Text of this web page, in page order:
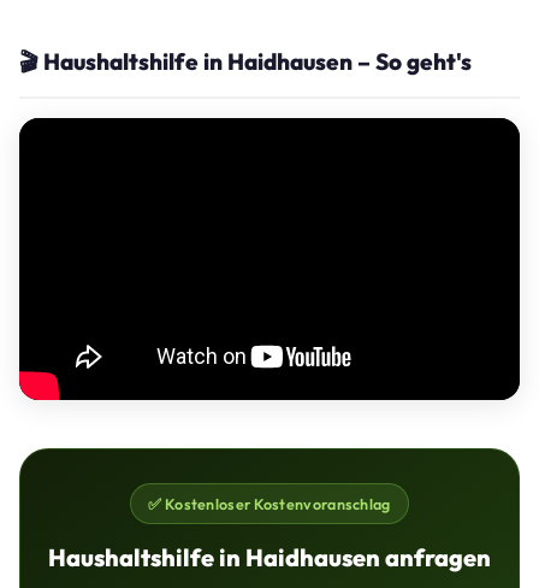
🎬 Haushaltshilfe in Haidhausen – So geht's
✅ Kostenloser Kostenvoranschlag
Haushaltshilfe in Haidhausen anfragen